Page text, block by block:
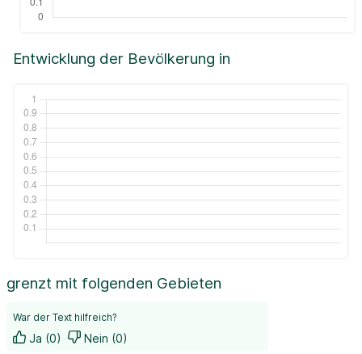
Entwicklung der Bevölkerung in
grenzt mit folgenden Gebieten
War der Text hilfreich?
Ja (0) Nein (0)